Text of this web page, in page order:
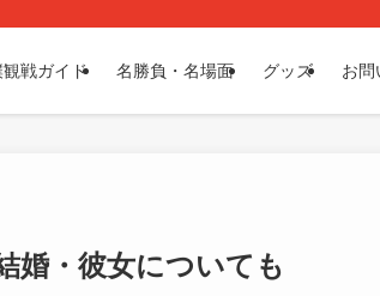
観戦ガイド 名勝負・名場面 グッズ お問
婚・彼女についても